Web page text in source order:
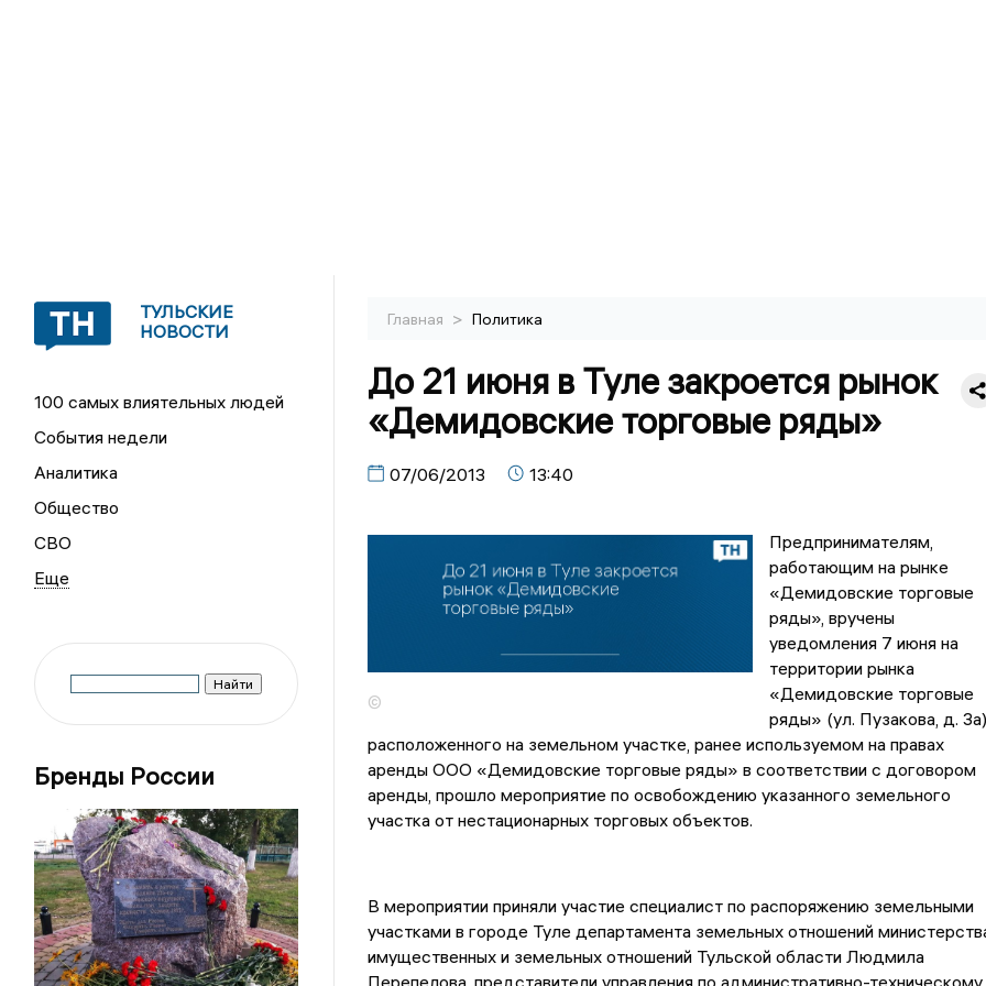
ТУЛЬСКИЕ
НОВОСТИ
100 самых влиятельных людей
События недели
Аналитика
Общество
СВО
Бренды России
Главная > Политика
До 21 июня в Туле закроется рынок
«Демидовские торговые ряды»
07/06/2013 13:40
©
Предпринимателям,
работающим на рынке
«Демидовские торговые
ряды», вручены
уведомления 7 июня на
территории рынка
«Демидовские торговые
ряды» (ул. Пузакова, д.
расположенного на земельном участке, ранее используемом на правах
аренды ООО «Демидовские торговые ряды» в соответствии с договором
аренды, прошло мероприятие по освобождению указанного земельного
участка от нестационарных торговых объектов.
В мероприятии приняли участие специалист по распоряжению земельными
участками в городе Туле департамента земельных отношений
имущественных и земельных отношений Тульской области Людмила